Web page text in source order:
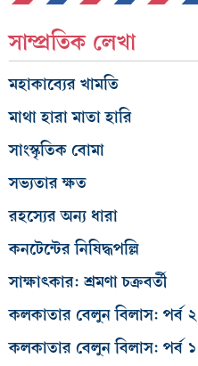
সাম্প্রতিক লেখা
মহাকাব্যের খামতি
মাথা হারা মাতা হারি
সাংস্কৃতিক বোমা
সভ্যতার ক্ষত
রহস্যের অন্য ধারা
কনটেন্টের নিষিদ্ধপল্লি
সাক্ষাৎকার: শ্রমণা চক্রবর্তী
কলকাতার বেলুন বিলাস: পর্ব ২
কলকাতার বেলুন বিলাস: পর্ব ১